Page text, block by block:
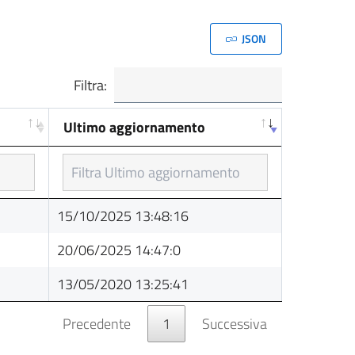
JSON
Filtra:
Ultimo aggiornamento
Ultimo aggiornamento
15/10/2025 13:48:16
20/06/2025 14:47:0
13/05/2020 13:25:41
Precedente
1 Successiva